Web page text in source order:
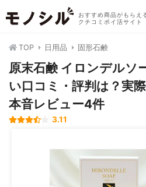
おすすめ商品がもらえ
クチコミポイ活サイト
TOP 日用品 固形石鹸
原末石鹸 イロンデルソ
い口コミ・評判は？実
本音レビュー4件
3.11